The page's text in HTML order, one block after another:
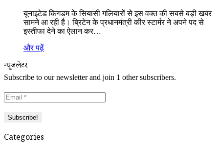
यूनाइटेड किंगडम के सियासी गलियारों से इस वक्त की सबसे बड़ी खबर
सामने आ रही है। ब्रिटेन के प्रधानमंत्री कीर स्टार्मर ने अपने पद से
इस्तीफा देने का ऐलान कर…
और पढ़ें
न्यूजलेटर
Subscribe to our newsletter and join 1 other subscribers.
Categories